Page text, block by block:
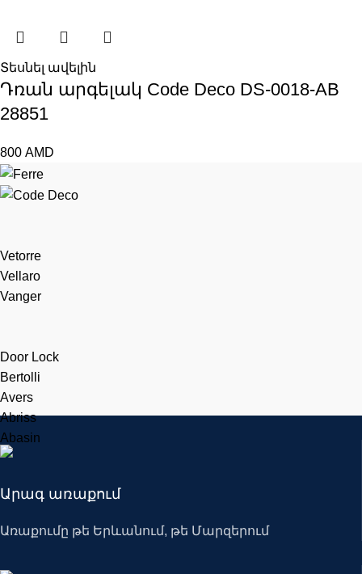
Տեսնել ավելին
Դռան արգելակ Code Deco DS-0018-AB
28851
800 AMD
Vetorre
Vellaro
Vanger
Door Lock
Bertolli
Avers
Abriss
Abasin
Արագ առաքում
Առաքումը թե Երևանում, թե Մարզերում